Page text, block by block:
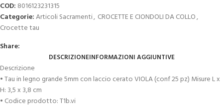
COD: 8016123231315
Categorie:Articoli Sacramenti, CROCETTE E CIONDOLI DA COLLO,
Crocette tau
Share:
DESCRIZIONEINFORMAZIONI AGGIUNTIVE
Descrizione
• Tau in legno grande 5mm con laccio cerato VIOLA (conf 25 pz) Misure L x
H: 3,5 x 3,8 cm
• Codice prodotto: T1b.vi